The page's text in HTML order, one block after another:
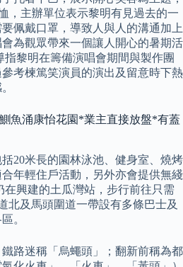
，主辦單位表示黎明有見過去的一
佩戴口罩，導致人與人的溝通加上
為觀眾帶來一個讓人開心的暑期活
黎明在籌備演唱會期間與製作團
考楝篤笑演員的演出及留意時下熱
魚涌康怡花園*業主直接放盤*有蓋
20米長的園林泳池、健身室、燒烤
年輕住戶活動，另外亦會提供無綫
興建的土瓜灣站，步行前往只需
北及馬頭圍道一帶設有多條巴士及
。
路迷稱「烏蠅頭」；翻新前稱為都